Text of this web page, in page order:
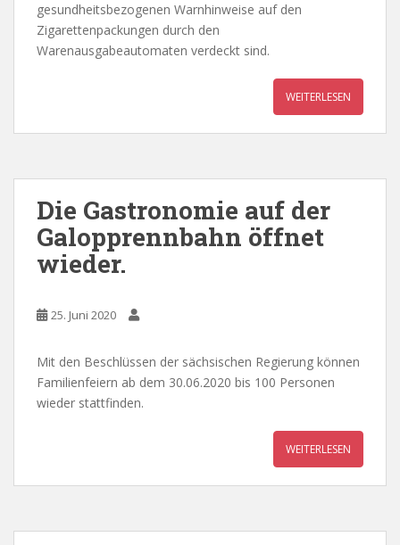
gesundheitsbezogenen Warnhinweise auf den
Zigarettenpackungen durch den
Warenausgabeautomaten verdeckt sind.
WEITERLESEN
Die Gastronomie auf der
Galopprennbahn öffnet
wieder.
25. Juni 2020
Mit den Beschlüssen der sächsischen Regierung können
Familienfeiern ab dem 30.06.2020 bis 100 Personen
wieder stattfinden.
WEITERLESEN